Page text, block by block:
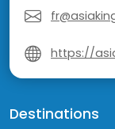
https://
Destinations